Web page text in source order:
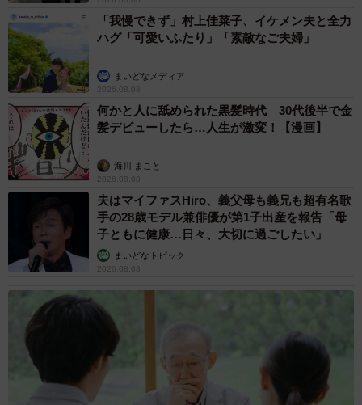
「我慢できず」村上佳菜子、イケメン夫と全力
ハグ「可愛いふたり」「素敵なご夫婦」
まいどなメディア
2026.08.08
何かと人に舐められた黒髪時代 30代後半で金
髪デビューしたら…人生が激変！【漫画】
海川 まこと
2026.08.08
夫はマイファスHiro、義父母も義兄も超有名歌
手の28歳モデル兼俳優が第1子出産を報告「母
子ともに健康…日々、大切に過ごしたい」
まいどなトピック
2026.08.08